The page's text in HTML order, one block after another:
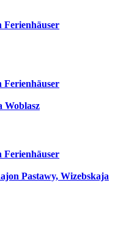
Woblasz
Pastawy, Wizebskaja